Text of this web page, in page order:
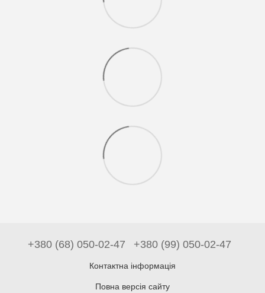
+380 (68) 050-02-47 +380 (99) 050-02-47
Контактна інформація
Повна версія сайту